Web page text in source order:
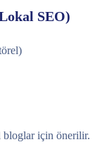
SEO)
bloglar için önerilir.